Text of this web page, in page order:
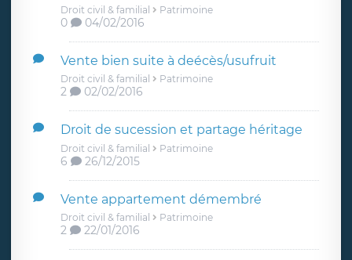
Droit civil & familial Patrimoine
0 04/02/2016
Vente bien suite à deécès/usufruit
Droit civil & familial Patrimoine
2 02/02/2016
Droit de sucession et partage héritage
Droit civil & familial Patrimoine
6 26/12/2015
Vente appartement démembré
Droit civil & familial Patrimoine
2 22/01/2016